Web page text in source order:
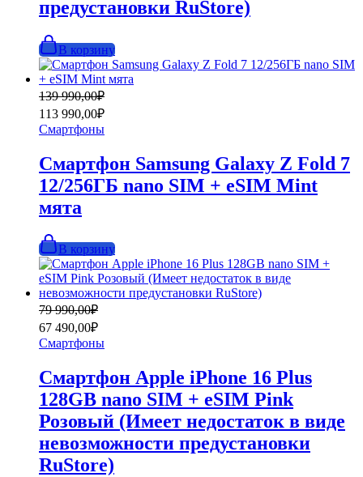
предустановки RuStore)
В корзину
139 990,00₽
Первоначальная
цена
составляла
139
113 990,00₽
Текущая
цена:
113
990,00₽.
Смартфоны
Смартфон Samsung Galaxy Z Fold 7
12/256ГБ nano SIM + eSIM Mint
мята
В корзину
79 990,00₽
Первоначальная
цена
составляла
79
990,00₽.
67 490,00₽
Текущая
цена:
67
490,00₽.
Смартфоны
Смартфон Apple iPhone 16 Plus
128GB nano SIM + eSIM Pink
Розовый (Имеет недостаток в виде
невозможности предустановки
RuStore)